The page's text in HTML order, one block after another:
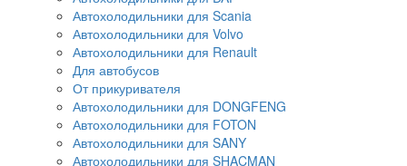
Автохолодильники для Scania
Автохолодильники для Volvo
Автохолодильники для Renault
Для автобусов
От прикуривателя
Автохолодильники для DONGFENG
Автохолодильники для FOTON
Автохолодильники для SANY
Автохолодильники для SHACMAN